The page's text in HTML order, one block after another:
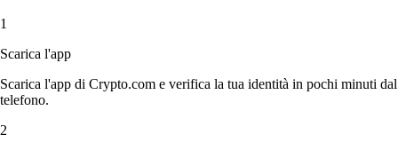
1
Scarica l'app
Scarica l'app di Crypto.com e verifica la tua identità in pochi minuti dal
telefono.
2